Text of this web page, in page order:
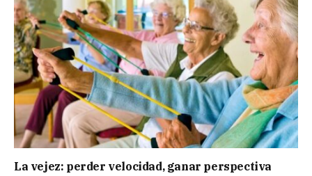
La vejez: perder velocidad, ganar perspectiva